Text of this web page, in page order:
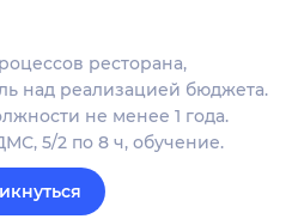
ресторана,
над реализацией бюджета.
не менее 1 года.
5/2 по 8 ч, обучение.